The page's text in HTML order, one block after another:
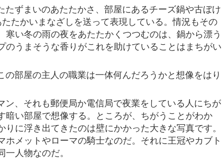
たずまいのあたたかさ、部屋にあるチーズ鍋や古ぼけ
たかいまなざしを送って表現している。情況もその
寒い冬の雨の夜をあたたかくつつむのは、鍋から漂う
のうまそうな香りがこれを助けていることはまちがい
の部屋の主人の職業は一体何んだろうかと想像をはり
ン、それも郵便局か電信局で夜業をしている人にちが
暗い部屋で想像する。ところが、ちがうことがわか
りに浮き出てきたのは壁にかかった大きな写真です。
ホメットやローマの騎士なのだ。それに王冠やカブト
人物なのだ。